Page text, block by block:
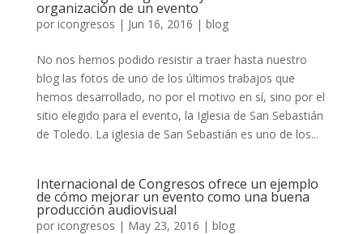
organización de un evento
por icongresos | Jun 16, 2016 | blog
No nos hemos podido resistir a traer hasta nuestro
blog las fotos de uno de los últimos trabajos que
hemos desarrollado, no por el motivo en sí, sino por el
sitio elegido para el evento, la Iglesia de San Sebastián
de Toledo. La iglesia de San Sebastián es uno de los...
Internacional de Congresos ofrece un ejemplo
de cómo mejorar un evento como una buena
producción audiovisual
por icongresos | May 23, 2016 | blog